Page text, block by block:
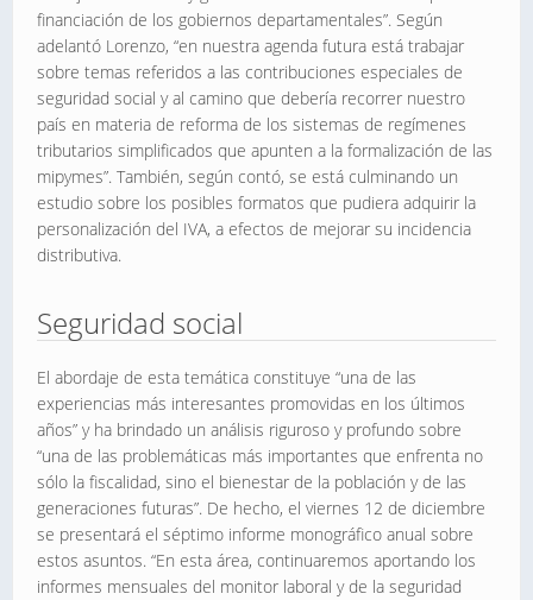
financiación de los gobiernos departamentales”. Según
adelantó Lorenzo, “en nuestra agenda futura está trabajar
sobre temas referidos a las contribuciones especiales de
seguridad social y al camino que debería recorrer nuestro
país en materia de reforma de los sistemas de regímenes
tributarios simplificados que apunten a la formalización de las
mipymes”. También, según contó, se está culminando un
estudio sobre los posibles formatos que pudiera adquirir la
personalización del IVA, a efectos de mejorar su incidencia
distributiva.
Seguridad social
El abordaje de esta temática constituye “una de las
experiencias más interesantes promovidas en los últimos
años” y ha brindado un análisis riguroso y profundo sobre
“una de las problemáticas más importantes que enfrenta no
sólo la fiscalidad, sino el bienestar de la población y de las
generaciones futuras”. De hecho, el viernes 12 de diciembre
se presentará el séptimo informe monográfico anual sobre
estos asuntos. “En esta área, continuaremos aportando los
informes mensuales del monitor laboral y de la seguridad